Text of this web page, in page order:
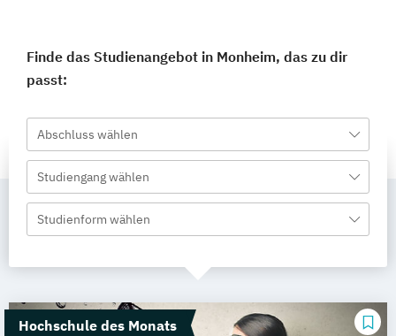
Finde das Studienangebot in Monheim, das zu dir
passt:
Abschluss wählen
Studiengang wählen
Studienform wählen
Hochschule des Monats